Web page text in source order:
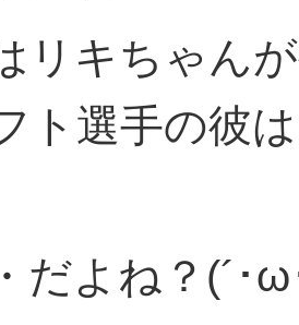
リキちゃん
ト選手の彼
だよね？(´･